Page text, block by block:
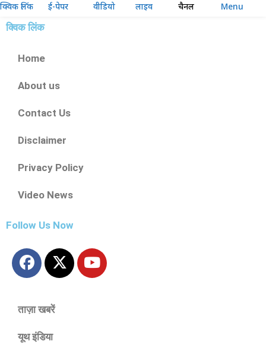
क्विक लिंक ई-पेपर वीडियो लाइव चैनल Menu
क्विक लिंक
Home
About us
Contact Us
Disclaimer
Privacy Policy
Video News
Follow Us Now
ताज़ा खबरें
यूथ इंडिया